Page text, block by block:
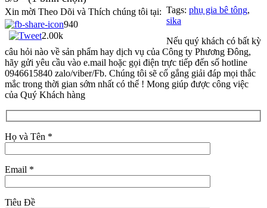
Xin mời Theo Dõi và Thích chúng tôi tại:
940
2.00k
Tags: phụ gia bê tông,
sika
Nếu quý khách có bất kỳ
câu hỏi nào về sản phẩm hay dịch vụ của Công ty Phương Đông,
hãy gửi yêu cầu vào e.mail hoặc gọi điện trực tiếp đến số hotline
0946615840 zalo/viber/Fb. Chúng tôi sẽ cố gắng giải đáp mọi thắc
mắc trong thời gian sớm nhất có thể ! Mong giúp được công việc
của Quý Khách hàng
Họ và Tên *
Email *
Tiêu Đề